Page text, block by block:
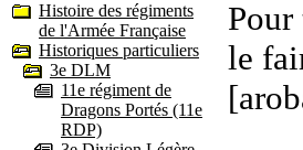
Histoire des régiments
de l'Armée Française
Historiques particuliers
3e DLM
11e régiment de
Dragons Portés (11e
RDP)
le